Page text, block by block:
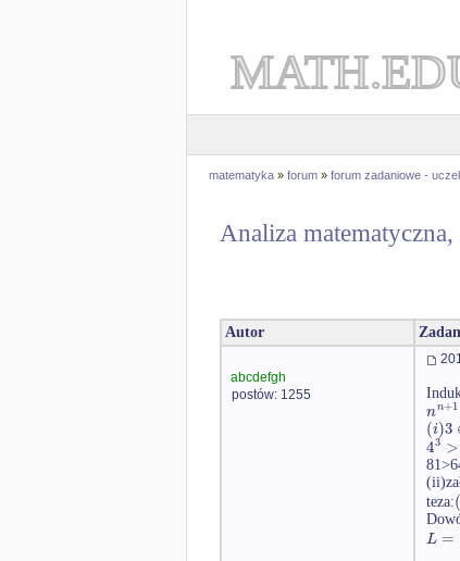
matematyka » forum » forum zadaniowe -
Analiza
Autor
abcdefgh
postów: 1255
nn+1
(i)3
43 >
teza:(
L =